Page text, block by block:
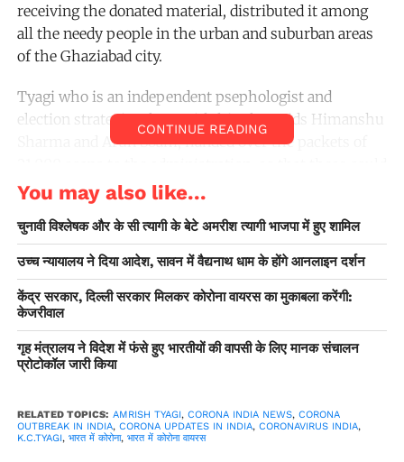
receiving the donated material, distributed it among
all the needy people in the urban and suburban areas
of the Ghaziabad city.
Tyagi who is an independent psephologist and
election strategist along with his close aids Himanshu
Sharma and Arun Soam, handed over the packets of
be distributed judicially in order to help the maximum
possible number of poor people, in fighting against
the deadly virus.
The flowers that make the mountains blue
CONTINUE READING
You may also like...
चुनावी विश्लेषक और के सी त्यागी के बेटे अमरीश त्यागी भाजपा में हुए शामिल
उच्च न्यायालय ने दिया आदेश, सावन में वैद्यनाथ धाम के होंगे आनलाइन दर्शन
केंद्र सरकार, दिल्ली सरकार मिलकर कोरोना वायरस का मुकाबला करेंगी:
केजरीवाल
गृह मंत्रालय ने विदेश में फंसे हुए भारतीयों की वापसी के लिए मानक संचालन
प्रोटोकॉल जारी किया
RELATED TOPICS: AMRISH TYAGI, CORONA INDIA NEWS, CORONA
OUTBREAK IN INDIA, CORONA UPDATES IN INDIA, CORONAVIRUS INDIA,
K.C.TYAGI, भारत में कोरोना, भारत में कोरोना वायरस